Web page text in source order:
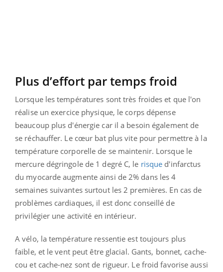
Plus d’effort par temps froid
Lorsque les températures sont très froides et que l'on
réalise un exercice physique, le corps dépense
beaucoup plus d'énergie car il a besoin également de
se réchauffer. Le cœur bat plus vite pour permettre à la
température corporelle de se maintenir. Lorsque le
mercure dégringole de 1 degré C, le risque d'infarctus
du myocarde augmente ainsi de 2% dans les 4
semaines suivantes surtout les 2 premières. En cas de
problèmes cardiaques, il est donc conseillé de
privilégier une activité en intérieur.
A vélo, la température ressentie est toujours plus
faible, et le vent peut être glacial. Gants, bonnet, cache-
cou et cache-nez sont de rigueur. Le froid favorise aussi